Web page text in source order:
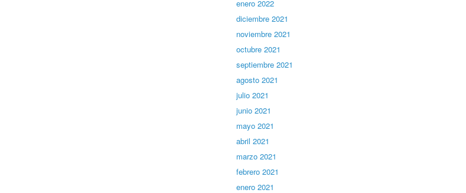
enero 2022
diciembre 2021
noviembre 2021
octubre 2021
septiembre 2021
agosto 2021
julio 2021
junio 2021
mayo 2021
abril 2021
marzo 2021
febrero 2021
enero 2021